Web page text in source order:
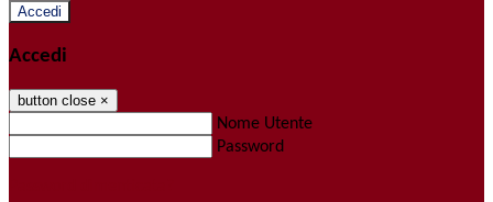
Accedi
Accedi
button close ×
Nome Utente
Password